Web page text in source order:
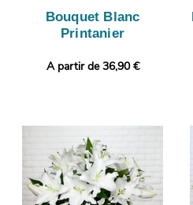
Bouquet Blanc
Printanier
A partir de 36,90 €